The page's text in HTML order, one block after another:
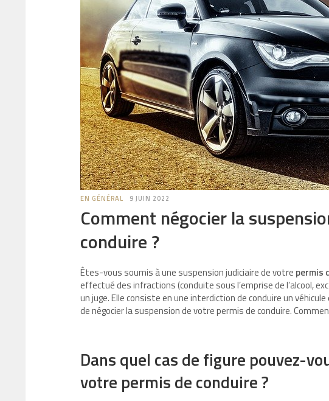
EN GÉNÉRAL 9 JUIN 2022
Comment négocier la
conduire ?
Êtes-vous soumis à une suspension judiciaire de votre permis
effectué des infractions (conduite sous l’emprise de l’alcool,
un juge. Elle consiste en une interdiction de conduire un
de négocier la suspension de votre permis de conduire.
Dans quel cas de figure pouvez-
votre permis de conduire ?